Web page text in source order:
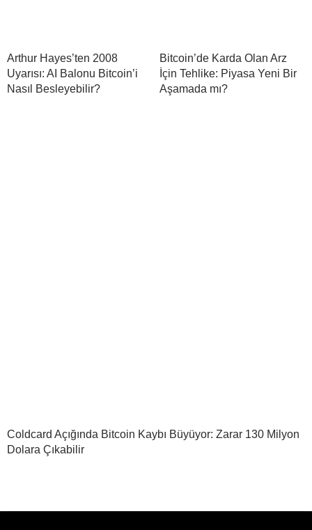
Arthur Hayes’ten 2008
Uyarısı: AI Balonu Bitcoin’i
Nasıl Besleyebilir?
Bitcoin’de Karda Olan Arz
İçin Tehlike: Piyasa Yeni Bir
Aşamada mı?
Coldcard Açığında Bitcoin Kaybı Büyüyor: Zarar 130 Milyon
Dolara Çıkabilir